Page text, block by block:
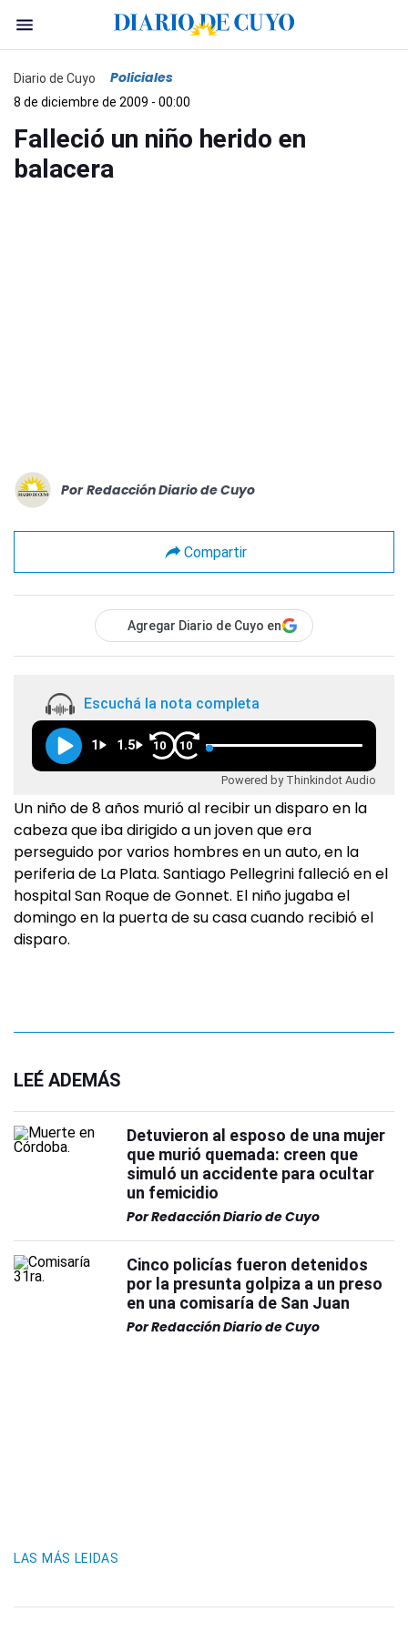
Diario de Cuyo Policiales
8 de diciembre de 2009 - 00:00
Falleció un niño herido en
balacera
Por Redacción Diario de Cuyo
Compartir
Agregar Diario de Cuyo en
Escuchá la nota completa
1 1.5 10 10
Powered by Thinkindot Audio
Un niño de 8 años murió al recibir un disparo en la
cabeza que iba dirigido a un joven que era
perseguido por varios hombres en un auto, en la
periferia de La Plata. Santiago Pellegrini falleció en el
hospital San Roque de Gonnet. El niño jugaba el
domingo en la puerta de su casa cuando recibió el
disparo.
LEÉ ADEMÁS
Detuvieron al esposo de una mujer
que murió quemada: creen que
simuló un accidente para ocultar
un femicidio
PorRedacción Diario de Cuyo
Cinco policías fueron detenidos
por la presunta golpiza a un preso
en una comisaría de San Juan
PorRedacción Diario de Cuyo
LAS MÁS LEIDAS